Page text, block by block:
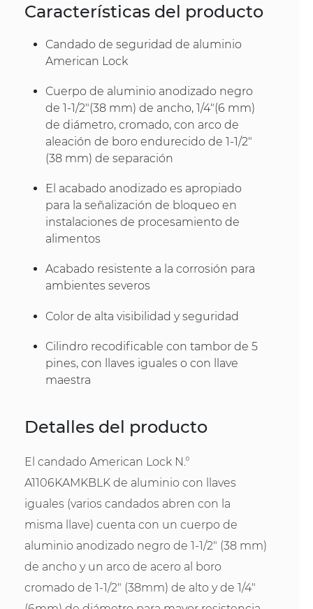
Características del producto
Candado de seguridad de aluminio
American Lock
Cuerpo de aluminio anodizado negro
de 1-1/2"(38 mm) de ancho, 1/4"(6 mm)
de diámetro, cromado, con arco de
aleación de boro endurecido de 1-1/2"
(38 mm) de separación
El acabado anodizado es apropiado
para la señalización de bloqueo en
instalaciones de procesamiento de
alimentos
Acabado resistente a la corrosión para
ambientes severos
Color de alta visibilidad y seguridad
Cilindro recodificable con tambor de 5
pines, con llaves iguales o con llave
maestra
Detalles del producto
El candado American Lock N.°
A1106KAMKBLK de aluminio con llaves
iguales (varios candados abren con la
misma llave) cuenta con un cuerpo de
aluminio anodizado negro de 1-1/2" (38 mm)
de ancho y un arco de acero al boro
cromado de 1-1/2" (38mm) de alto y de 1/4"